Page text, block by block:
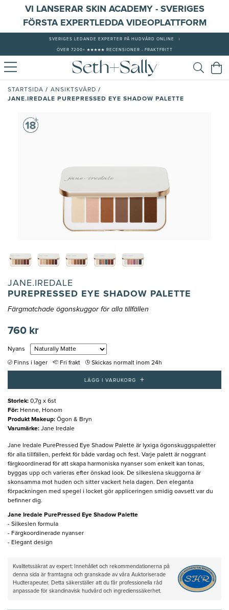
VI LANSERAR SKIN ACADEMY - SVERIGES
FÖRSTA EXPERTLEDDA VIDEOPLATTFORM
SVERIGES LEDANDE EXPERTER PÅ HUDVÅRD ONLINE
ÖVER 7200+ ★★★★★ RECENSIONER - FRAKTFRITT
STARTSIDA / ANSIKTSVÅRD /
JANE.IREDALE PUREPRESSED EYE SHADOW PALETTE
JANE.IREDALE
PUREPRESSED EYE SHADOW PALETTE
Färgmatchade ögonskuggor för alla tillfällen
760 kr
Nyans
Finns i lager Fri frakt Skickas normalt inom 24h
LÄGG I VARUKORG +
Storlek: 0,7g x 6st
För: Henne, Honom
Produkt Makeup: Ögon & Bryn
Varumärke: Jane Iredale
Jane Iredale PurePressed Eye Shadow Palette är lyxiga ögonskuggspaletter
för alla tillfällen, perfekt för både vardag och fest. Varje palett är noggrant
färgkoordinerad för att skapa harmoniska nyanser som enkelt kan tonas,
byggas upp och varieras efter önskad look. De silkeslena skuggorna är
skonsamma mot huden och sitter vackert hela dagen. Den eleganta
förpackningen med spegel i locket gör appliceringen smidig oavsett var du
befinner dig.
Jane Iredale PurePressed Eye Shadow Palette
- Silkeslen formula
- Färgkoordinerade nyanser
- Elegant design
Kvalitetssäkrat av expert: Innehållet och rekommendationerna på
denna sida är framtagna och granskade av våra Auktoriserade
Hudterapeuter. Detta säkerställer att du får professionella råd
anpassade för skandinavisk hudvård och ingredienssäkerhet.